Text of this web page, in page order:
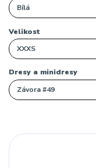
Velikost
Dresy a minidresy